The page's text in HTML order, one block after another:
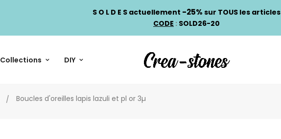
S O L D E S actuellement -25% sur TOUS les articles
CODE : SOLD26-20
Collections DIY
Boucles d'oreilles lapis lazuli et pl or 3µ